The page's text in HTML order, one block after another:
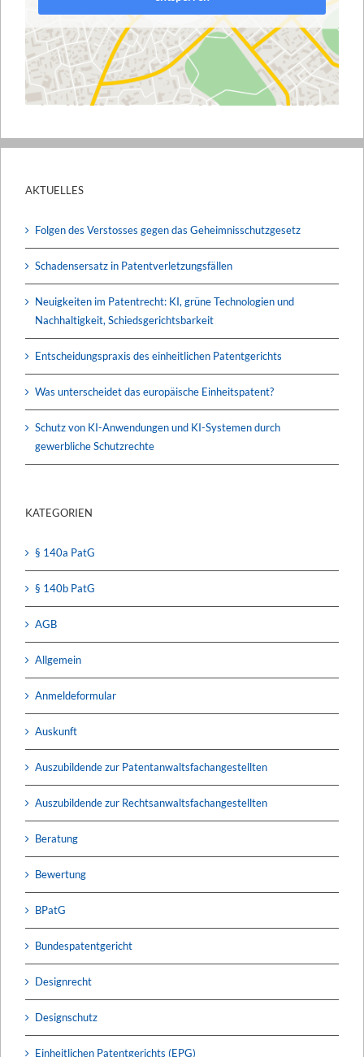
AKTUELLES
Folgen des Verstosses gegen das Geheimnisschutzgesetz
Schadensersatz in Patentverletzungsfällen
Neuigkeiten im Patentrecht: KI, grüne Technologien und
Nachhaltigkeit, Schiedsgerichtsbarkeit
Entscheidungspraxis des einheitlichen Patentgerichts
Was unterscheidet das europäische Einheitspatent?
Schutz von KI-Anwendungen und KI-Systemen durch
gewerbliche Schutzrechte
KATEGORIEN
§ 140a PatG
§ 140b PatG
AGB
Allgemein
Anmeldeformular
Auskunft
Auszubildende zur Patentanwaltsfachangestellten
Auszubildende zur Rechtsanwaltsfachangestellten
Beratung
Bewertung
BPatG
Bundespatentgericht
Designrecht
Designschutz
Einheitlichen Patentgerichts (EPG)